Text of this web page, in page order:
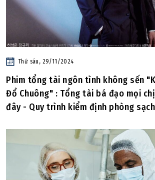
Thứ sáu, 29/11/2024
Phim tổng tài ngôn tình không sến
Đổ Chuông" : Tổng tài bá đạo mọi
đây - Quy trình kiểm định phòng sạch